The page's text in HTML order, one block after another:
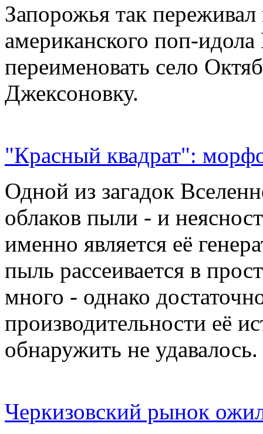
Запорожья так
американского поп-
переименовать село
Джексоновку.
"Красный квадрат":
Одной из загадок
облаков пыли - и
именно является её
пыль рассеивается в
много - однако
производительности её
обнаружить не удавалось.
Черкизовский рынок